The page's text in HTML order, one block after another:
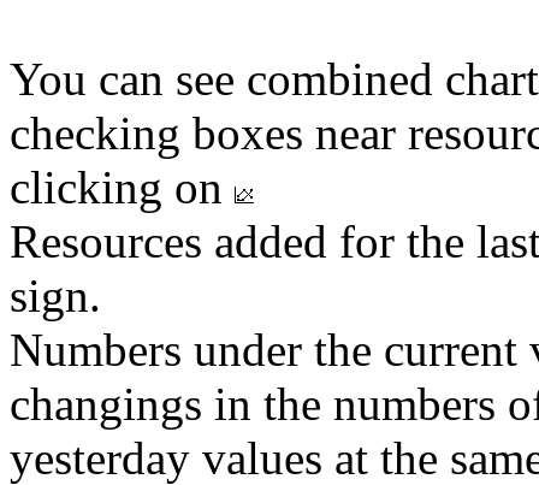
You can see combined
checking boxes near
clicking on
Resources added for the
sign.
Numbers under the
changings in the numbers
yesterday values at the